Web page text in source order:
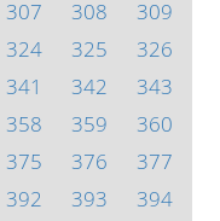
307 308
309
324 325
326
341 342
343
358 359
360
375 376
377
392 393
394